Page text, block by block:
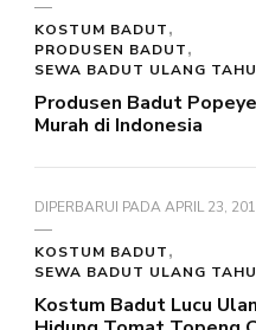
KOSTUM BADUT
PRODUSEN BADUT
SEWA BADUT ULANG
Produsen Badut
Murah di Indonesia
DIPERBARUI PADAAPRIL 23,
KOSTUM BADUT
SEWA BADUT ULANG
Kostum Badut Lucu